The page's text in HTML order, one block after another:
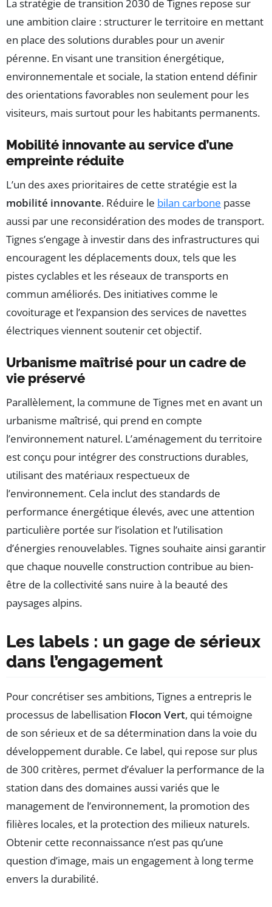
La stratégie de transition 2030 de Tignes repose sur
une ambition claire : structurer le territoire en mettant
en place des solutions durables pour un avenir
pérenne. En visant une transition énergétique,
environnementale et sociale, la station entend définir
des orientations favorables non seulement pour les
visiteurs, mais surtout pour les habitants permanents.
Mobilité innovante au service d’une
empreinte réduite
L’un des axes prioritaires de cette stratégie est la
mobilité innovante. Réduire le bilan carbone passe
aussi par une reconsidération des modes de transport.
Tignes s’engage à investir dans des infrastructures qui
encouragent les déplacements doux, tels que les
pistes cyclables et les réseaux de transports en
commun améliorés. Des initiatives comme le
covoiturage et l’expansion des services de navettes
électriques viennent soutenir cet objectif.
Urbanisme maîtrisé pour un cadre de
vie préservé
Parallèlement, la commune de Tignes met en avant un
urbanisme maîtrisé, qui prend en compte
l’environnement naturel. L’aménagement du territoire
est conçu pour intégrer des constructions durables,
utilisant des matériaux respectueux de
l’environnement. Cela inclut des standards de
performance énergétique élevés, avec une attention
particulière portée sur l’isolation et l’utilisation
d’énergies renouvelables. Tignes souhaite ainsi garantir
que chaque nouvelle construction contribue au bien-
être de la collectivité sans nuire à la beauté des
paysages alpins.
Les labels : un gage de sérieux
dans l’engagement
Pour concrétiser ses ambitions, Tignes a entrepris le
processus de labellisation Flocon Vert, qui témoigne
de son sérieux et de sa détermination dans la voie du
développement durable. Ce label, qui repose sur plus
de 300 critères, permet d’évaluer la performance de la
station dans des domaines aussi variés que le
management de l’environnement, la promotion des
filières locales, et la protection des milieux naturels.
Obtenir cette reconnaissance n’est pas qu’une
question d’image, mais un engagement à long terme
envers la durabilité.